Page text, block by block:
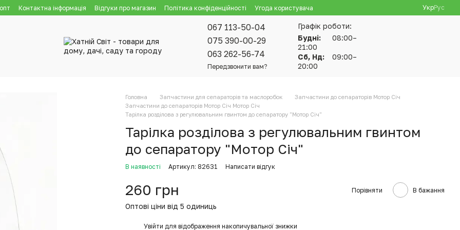
Контактна інформація Відгуки про магазин Політика конфіденційності Угода користувача УкрРус
067 113-50-04
075 390-00-29
063 262-56-74
Передзвонити вам?
Графік роботи:
Будні:
08:00–
21:00
Сб, Нд:
09:00–
20:00
Головна Запчастини для сепараторів та маслоробок
Запчастини до сепараторів Мотор Січ
Запчастини до сепараторів Мотор Січ Мотор Січ
Тарілка розділова з регулювальним гвинтом до сепаратору "Мотор Січ"
Тарілка розділова з регулювальним гвинтом
до сепаратору "Мотор Січ"
В наявності Артикул: 82631 Написати відгук
260 грн Порівняти В бажання
Оптові ціни від 5 одиниць
Увійти для відображення накопичувальної знижки